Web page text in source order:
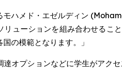
モハメド・エゼルディン
リューションを組み合わせるこ
の模範となります。」
オプションなどに学生がアク